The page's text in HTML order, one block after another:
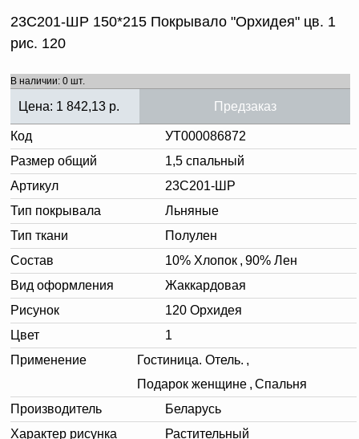
23С201-ШР 150*215 Покрывало "Орхидея" цв. 1
рис. 120
В наличии: 0 шт.
Цена: 1 842,13 р. Предзаказ
Код
УТ000086872
Размер общий
1,5 спальный
Артикул
23С201-ШР
Тип покрывала
Льняные
Тип ткани
Полулен
Состав
10% Хлопок , 90% Лен
Вид оформления
Жаккардовая
Рисунок
120 Орхидея
Цвет
1
Применение
Гостиница. Отель. ,
Подарок женщине , Спальня
Производитель
Беларусь
Характер рисунка
Растительный